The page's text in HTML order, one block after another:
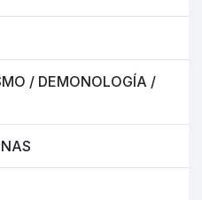
/ DEMONOLOGÍA /